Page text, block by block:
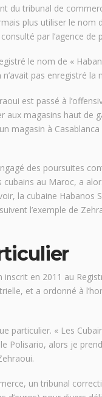
du tribunal de
plus utiliser le nom
par l’agence de
le nom de «
pas enregistré la
est passé à
magasins haut de
magasin à Casablanca
des poursuites
au Maroc, a
la cubaine Habanos
l’exemple de
en 2011 au
et a ordonné à
particulier. « Les
Polisario, alors je
un tribunal